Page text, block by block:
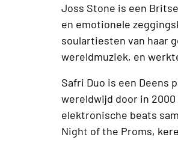
Joss Stone is een
en emotionele
soulartiesten van haar
wereldmuziek, en
Safri Duo is een Deens
wereldwijd door in
elektronische beats
Night of the Proms,